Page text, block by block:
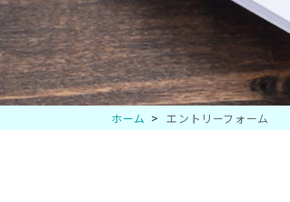
ホーム エントリーフォーム